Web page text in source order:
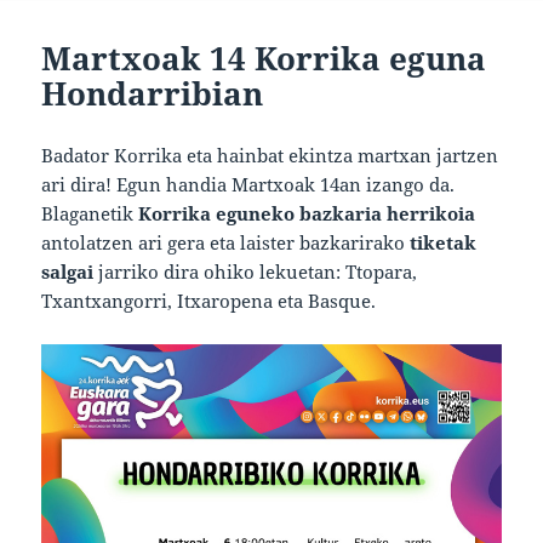
Martxoak 14 Korrika eguna
Hondarribian
Badator Korrika eta hainbat ekintza martxan jartzen
ari dira! Egun handia Martxoak 14an izango da.
BlaganetikKorrika eguneko bazkaria herrikoia
antolatzen ari gera eta laister bazkarirakotiketak
salgai jarriko dira ohiko lekuetan: Ttopara,
Txantxangorri, Itxaropena eta Basque.